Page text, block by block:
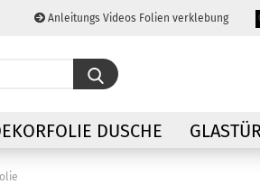
Anleitungs Videos Folien verklebung
E-
Suche...
DUSCHE